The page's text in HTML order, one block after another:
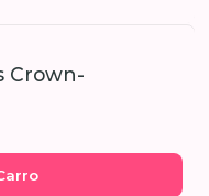
Crown-